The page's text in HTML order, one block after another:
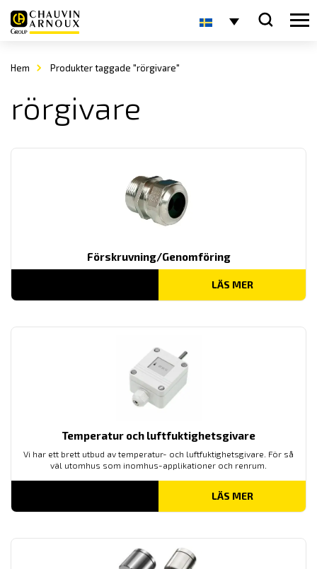
Hem Produkter taggade "rörgivare"
rörgivare
Förskruvning/Genomföring
LÄS MER
Temperatur och luftfuktighetsgivare
Vi har ett brett utbud av temperatur- och luftfuktighetsgivare. För så
väl utomhus som inomhus-applikationer och renrum.
LÄS MER